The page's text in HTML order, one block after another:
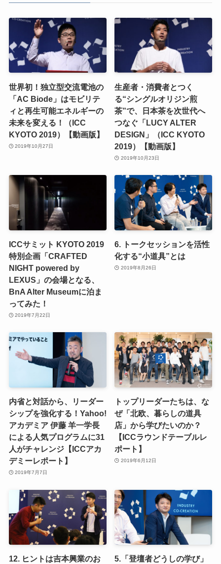
世界初！独立型交流電池の
「AC Biode」はモビリテ
ィと再生可能エネルギーの
未来を変える！（ICC
KYOTO 2019）【動画版】
2019年10月27日
生産者・消費者とつく
る“シングルオリジン煎
茶”で、日本茶を次世代へ
つなぐ「LUCY ALTER
DESIGN」（ICC KYOTO
2019）【動画版】
2019年10月23日
ICCサミット KYOTO 2019
特別企画「CRAFTED
NIGHT powered by
LEXUS」の会場となる、
BnA Alter Museumに泊ま
ってみた！
2019年7月22日
6. トークセッションを活性
化する“小道具”とは
2019年8月26日
内省と対話から、リーダー
シップを強化する！Yahoo!
アカデミア 伊藤 羊一学長
による人気プログラムに31
人がチャレンジ【ICCアカ
デミーレポート】
2019年7月7日
トップリーダーたちは、な
ぜ「北欧、暮らしの道具
店」から学びたいのか？
【ICCラウンドテーブルレ
ポート】
2019年6月12日
12. ヒントは吉本興業のお
5.「登壇者どうしの学び」